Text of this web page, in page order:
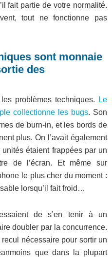
fait partie de votre normalité.
tout ne fonctionne pas
sont monnaie
des
problèmes techniques.
Le
collectionne les bugs. Son
de burn-in, et les bords de
plus. On l’avait également
étaient frappées par un
de l’écran. Et même sur
le plus cher du moment :
lorsqu’il fait froid…
de s’en tenir à un
doubler par la concurrence.
nécessaire pour sortir un
que dans la plupart